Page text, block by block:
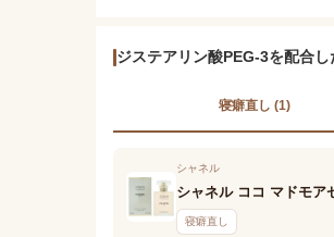
ジステアリン酸PEG-3を配合
寝癖直し (1)
シャネル
シャネル ココ マドモア
寝癖直し